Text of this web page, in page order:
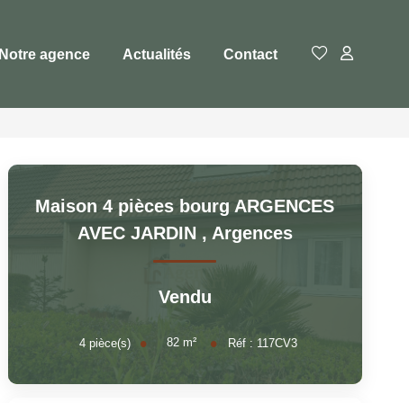
Notre agence Actualités Contact
Maison 4 pièces bourg ARGENCES
AVEC JARDIN , Argences
Vendu
4pièce(s) 82m² Réf : 117CV3